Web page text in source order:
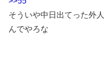
そういや中日出てった外
んでやろな